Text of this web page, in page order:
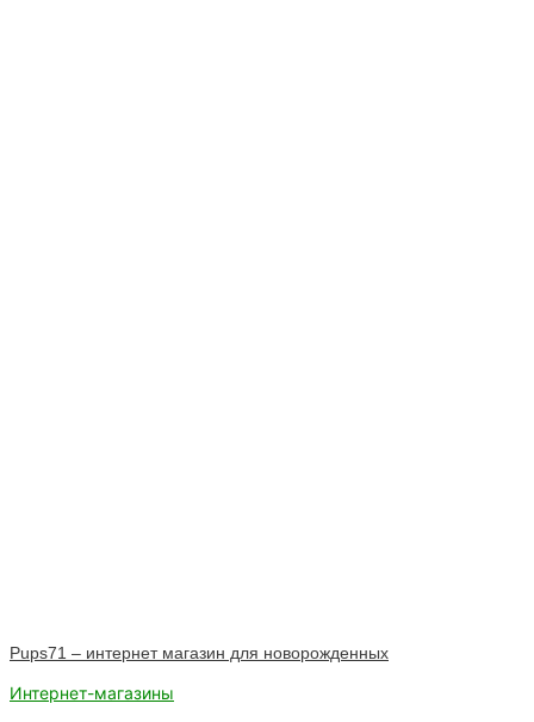
Pups71 – интернет магазин для новорожденных
Интернет-магазины